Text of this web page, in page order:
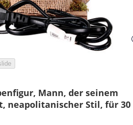
Mann, der seinem
neapolitanischer Stil, für 30